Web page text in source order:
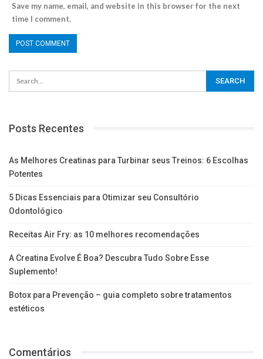
Save my name, email, and website in this browser for the next
time I comment.
Posts Recentes
As Melhores Creatinas para Turbinar seus Treinos: 6 Escolhas
Potentes
5 Dicas Essenciais para Otimizar seu Consultório
Odontológico
Receitas Air Fry: as 10 melhores recomendações
A Creatina Evolve É Boa? Descubra Tudo Sobre Esse
Suplemento!
Botox para Prevenção – guia completo sobre tratamentos
estéticos
Comentários